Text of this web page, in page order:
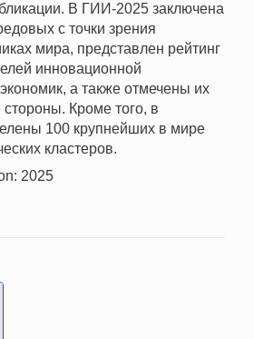
В ГИИ-2025 заключена
с точки зрения
мира, представлен рейтинг
инновационной
а также отмечены их
Кроме того, в
100 крупнейших в мире
кластеров.
2025